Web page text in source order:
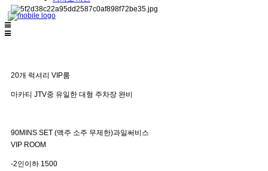
20개 럭셔리 VIP룸
마카티 JTV중 유일한 대형 주차장 완비
90MINS SET (맥주 소주 무제한)과일써비스
VIP ROOM
-2인이하 1500